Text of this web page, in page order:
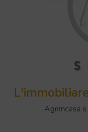
Agrimcasa